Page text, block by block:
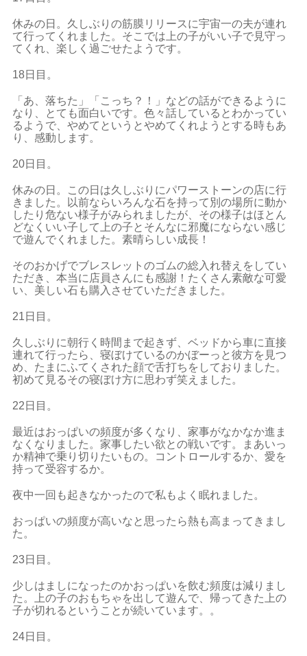
休みの日。久しぶりの筋膜リリースに宇宙一の夫が連れ
て行ってくれました。そこでは上の子がいい子で見守っ
てくれ、楽しく過ごせたようです。
18日目。
「あ、落ちた」「こっち？！」などの話ができるように
なり、とても面白いです。色々話しているとわかってい
るようで、やめてというとやめてくれようとする時もあ
り、感動します。
20日目。
休みの日。この日は久しぶりにパワーストーンの店に行
きました。以前ならいろんな石を持って別の場所に動か
したり危ない様子がみられましたが、その様子はほとん
どなくいい子して上の子とそんなに邪魔にならない感じ
で遊んでくれました。素晴らしい成長！
そのおかげでブレスレットのゴムの総入れ替えをしてい
ただき、本当に店員さんにも感謝！たくさん素敵な可愛
い、美しい石も購入させていただきました。
21日目。
久しぶりに朝行く時間まで起きず、ベッドから車に直接
連れて行ったら、寝ぼけているのかぼーっと彼方を見つ
め、たまにふてくされた顔で舌打ちをしておりました。
初めて見るその寝ぼけ方に思わず笑えました。
22日目。
最近はおっぱいの頻度が多くなり、家事がなかなか進ま
なくなりました。家事したい欲との戦いです。まあいっ
か精神で乗り切りたいもの。コントロールするか、愛を
持って受容するか。
夜中一回も起きなかったので私もよく眠れました。
おっぱいの頻度が高いなと思ったら熱も高まってきまし
た。
23日目。
少しはましになったのかおっぱいを飲む頻度は減りまし
た。上の子のおもちゃを出して遊んで、帰ってきた上の
子が切れるということが続いています。。
24日目。